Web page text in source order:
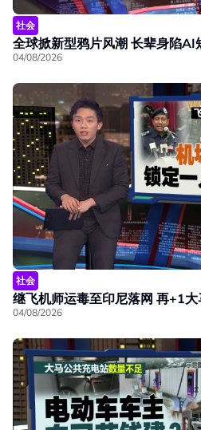
社会
全球掀新型鸦片风潮 长辈身陷AI
04/08/2026
社会
继飞机师运毒至印尼落网 再+1
04/08/2026